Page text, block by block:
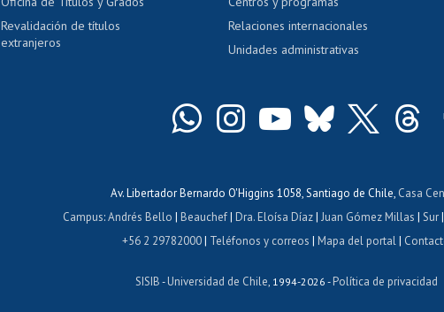
Revalidación de títulos
extranjeros
Relaciones internacionales
Unidades administrativas
Av. Libertador Bernardo O'Higgins 1058, Santiago de Chile, Casa
Campus:Andrés Bello | Beauchef| Dra. Eloísa Díaz| Juan Gómez Millas | Sur|
+56 2 29782000| Teléfonos y correos |Mapa del portal|
SISIB -Universidad de Chile , 1994-2026 -Política de privacidad